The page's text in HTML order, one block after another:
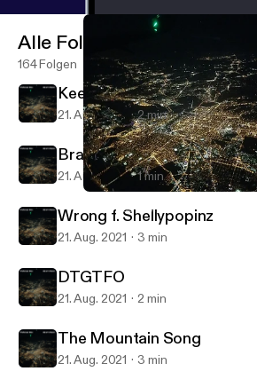
RevEx Podcasts
Alle Folgen
164 Folgen
Keep Your Hands To Yourself
21. Aug. 2021 2 min
Brain Chemicals
21. Aug. 2021 1 min
Wrong f. Shellypopinz
21. Aug. 2021 3 min
DTGTFO
21. Aug. 2021 2 min
The Mountain Song
21. Aug. 2021 3 min